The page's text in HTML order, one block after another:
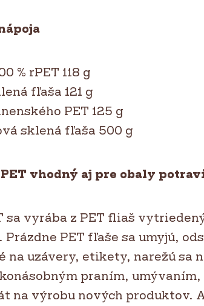
% rPET 118 g
fľaša 121 g
PET 125 g
sklená fľaša 500 g
vhodný aj pre obaly
sa vyrába z PET fliaš
Prázdne PET fľaše sa umyjú,
na uzávery, etikety, narežú sa
praním,
na výrobu nových produktov.